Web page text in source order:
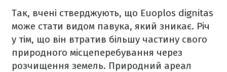
Так, вчені стверджують, що Euoplos dignitas
може стати видом павука, який зникає. Річ
у тім, що він втратив більшу частину свого
природного місцеперебування через
розчищення земель. Природний ареал